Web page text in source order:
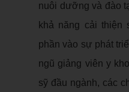
nuôi dưỡng và đào
khả năng cải thiện
phần vào sự phát
ngũ giảng viên y
sỹ đầu ngành, các